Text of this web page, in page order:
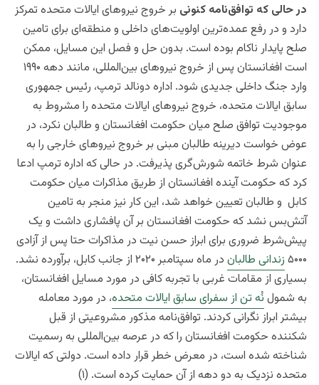
در حالی که توافق‌نامه کنونی بر خروج نیروهای ایالات متحده تمرکز
دارد و در رفع عمده‌ترین اولویت‌های داخلی و منطقه‌ای برای تامین
صلح پایدار ناکام بوده است. بدون حل و فصل این مسایل، ممکن
است افغانستان پس از خروج نیروهای بین‌المللی، مانند دهه ۱۹۹۰
وارد جنگ داخلی جدیدی شود. اداره دونالد ترمپ، رئیس جمهوری
سابق ایالات متحده، خروج نیروهای ایالات متحده را مشروط به
موجودیت توافق صلح میان حکومت افغانستان و طالبان نکرد، در
عوض خواست دیرینه طالبان مبنی بر خروج نیروهای خارجی را به
عنوان شرط خاتمه شورش‌گری پذیرفت. در حالی که اداره ترمپ ادعا
کرد که حکومت آینده افغانستان از طریق مذاکرات میان حکومت
کابل و طالبان تعیین خواهد شد، این کار نیز منجر به تامین
آتش‌بس نشد که حکومت افغانستان بر آن پافشاری داشت و یک
پیش‌شرط ضروری برای ابراز حسن نیت در مذاکرات حتا پس از آزادی
۵۰۰۰ زندانی طالبان
در ماه سپتامبر ۲۰۲۰ از جانب کابل، برآورده نشد.
بسیاری از مقامات غربی با تجربه کافی در مورد مسایل افغانستان،
به شمول نُه تن از سفرای سابق ایالات متحده، در مورد معامله
بیشتر ابراز نگرانی کردند. توافق‌نامه مذکور مشروعیتی از قبل
شکننده حکومت افغانستان را که در عرصه بین‌المللی به رسمیت
شناخته شده است، در معرض خطر قرار داده است. دولتی که ایالات
متحده نزدیک به دو دهه از آن حمایت کرده است. (۱)